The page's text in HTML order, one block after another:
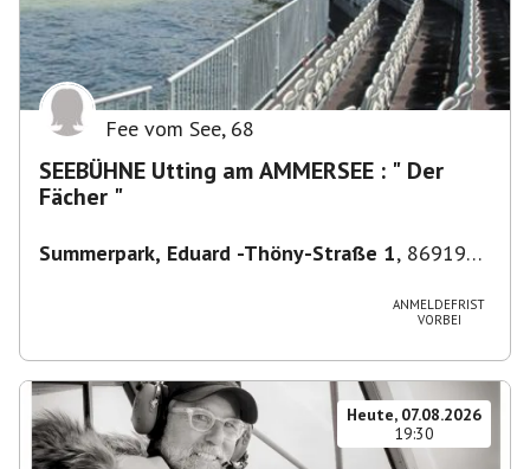
Fee vom See, 68
SEEBÜHNE Utting am AMMERSEE : " Der
Fächer "
Summerpark, Eduard -Thöny-Straße 1, 86919
ANMELDEFRIST
VORBEI
Heute, 07.08.2026
19:30